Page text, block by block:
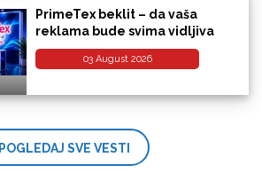
PrimeTex beklit – da vaša
reklama bude svima vidljiva
03 August 2026
POGLEDAJ SVE VESTI